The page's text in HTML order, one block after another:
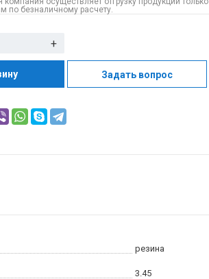
по безналичному расчету.
+
Задать вопрос
резина
3.45